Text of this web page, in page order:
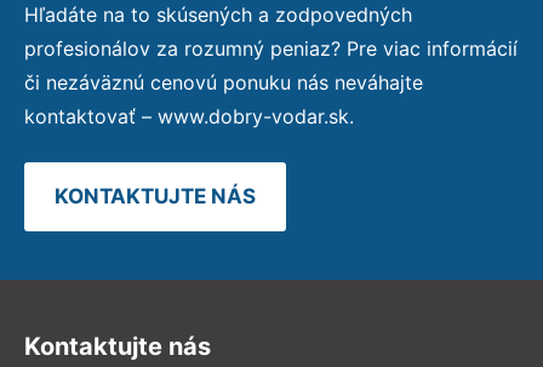
Hľadáte na to skúsených a zodpovedných
profesionálov za rozumný peniaz? Pre viac informácií
či nezáväznú cenovú ponuku nás neváhajte
kontaktovať – www.dobry-vodar.sk.
KONTAKTUJTE NÁS
Kontaktujte nás